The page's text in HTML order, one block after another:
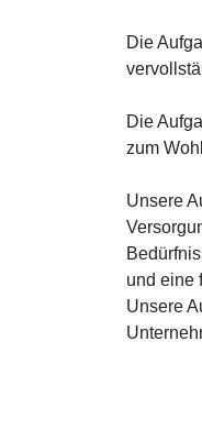
Die
Die
zum
Unsere
und eine
Unsere